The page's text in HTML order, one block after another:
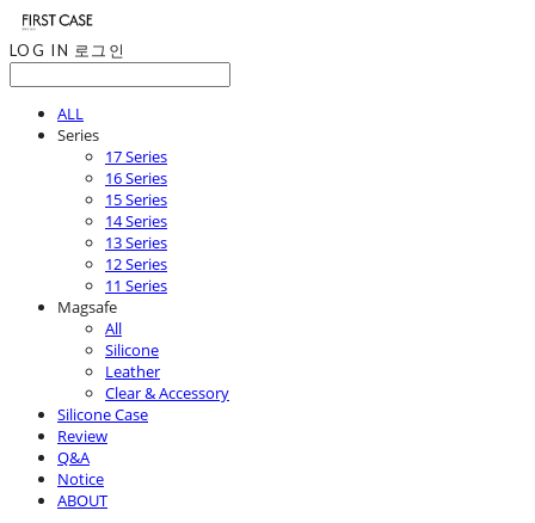
LOG IN 로그인
ALL
Series
17 Series
16 Series
15 Series
14 Series
13 Series
12 Series
11 Series
Magsafe
All
Silicone
Leather
Clear & Accessory
Silicone Case
Review
Q&A
Notice
ABOUT